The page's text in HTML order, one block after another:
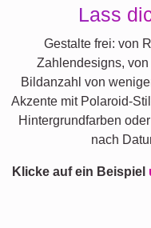
Lass
Gestalte frei: von
Zahlendesigns,
Bildanzahl von
Akzente mit Polaroid-
Hintergrundfarben
nach
Klicke auf ein Beispiel